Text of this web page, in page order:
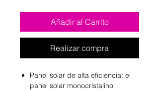
Añadir al Carrito
Realizar compra
Panel solar de alta eficiencia: el
panel solar monocristalino